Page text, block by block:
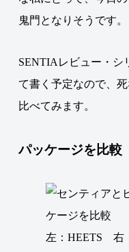
鬼門となりそうです。
SENTIAレビュー・シ
て書く予定なので、
比べてみます。
パッケージを比較
左：HEETS 右